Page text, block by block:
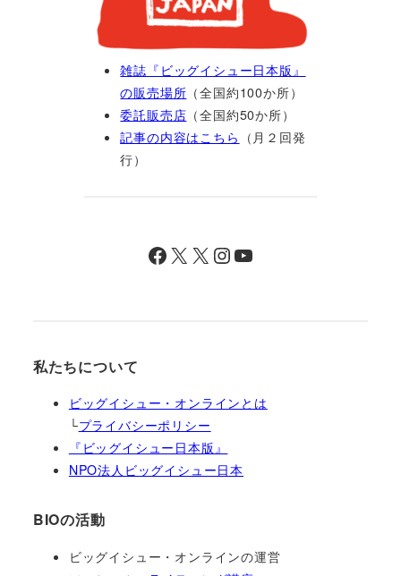
雑誌『ビッグイシュー日本版』
の販売場所 （全国約100か所）
委託販売店 （全国約50か所）
記事の内容はこちら （月２回発
行）
Facebook X X InstagramYouTube
私たちについて
ビッグイシュー・オンラインとは
└プライバシーポリシー
『ビッグイシュー日本版』
NPO法人ビッグイシュー日本
BIOの活動
ビッグイシュー・オンラインの運営